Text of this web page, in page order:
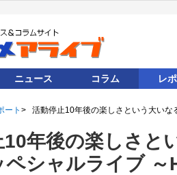
ニュース コラム レ
ート 活動停止10年後の楽しさという大いな
10年後の楽しさと
ペシャルライブ